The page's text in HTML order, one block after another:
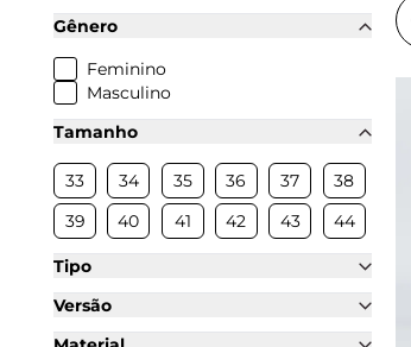
Tamanho
33 34 35 36 37
38
39
40 41 42 43 44
Gênero
Feminino
Masculino
Tipo
Versão